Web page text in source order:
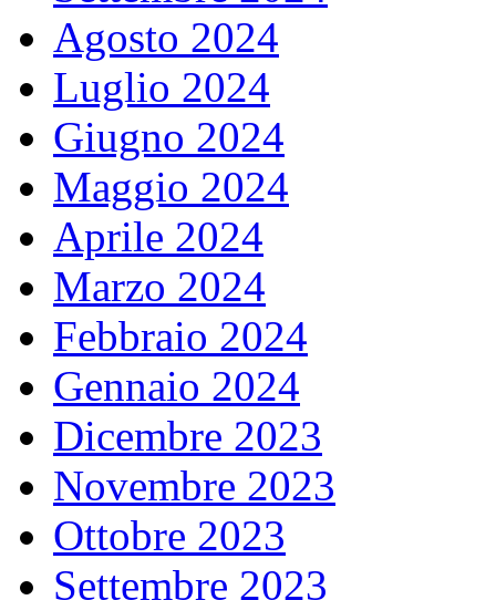
Agosto 2024
Luglio 2024
Giugno 2024
Maggio 2024
Aprile 2024
Marzo 2024
Febbraio 2024
Gennaio 2024
Dicembre 2023
Novembre 2023
Ottobre 2023
Settembre 2023